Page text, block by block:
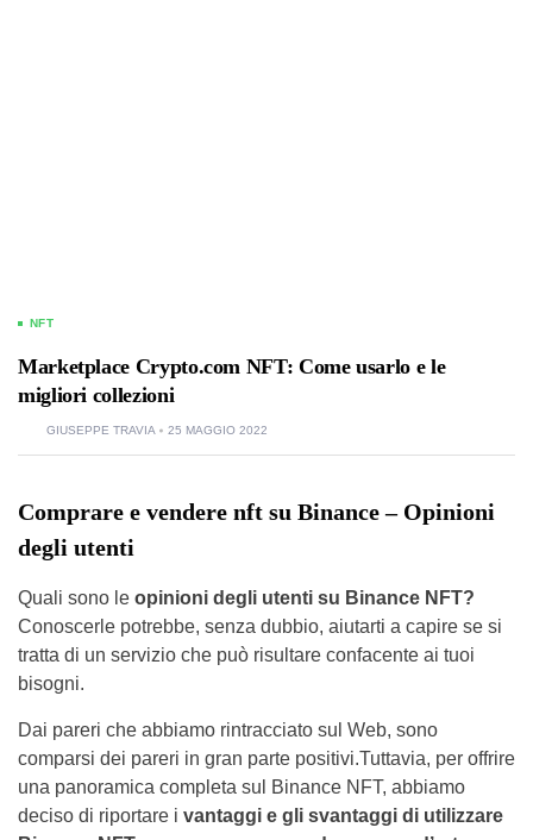
NFT
Marketplace Crypto.com NFT: Come usarlo e le
migliori collezioni
GIUSEPPE TRAVIA 25 MAGGIO 2022
Comprare e vendere nft su Binance – Opinioni
degli utenti
Quali sono le opinioni degli utenti su Binance NFT?
Conoscerle potrebbe, senza dubbio, aiutarti a capire se si
tratta di un servizio che può risultare confacente ai tuoi
bisogni.
Dai pareri che abbiamo rintracciato sul Web, sono
comparsi dei pareri in gran parte positivi.Tuttavia, per offrire
una panoramica completa sul Binance NFT, abbiamo
deciso di riportare i vantaggi e gli svantaggi di utilizzare